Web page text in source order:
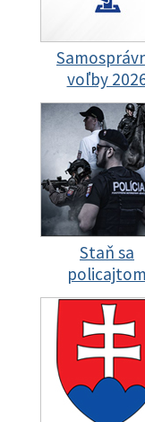
voľby
Staň sa
policajtom